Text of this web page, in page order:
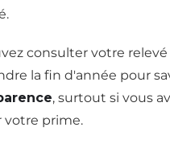
consulter votre
la fin d'année pour
, surtout si vous
votre prime.